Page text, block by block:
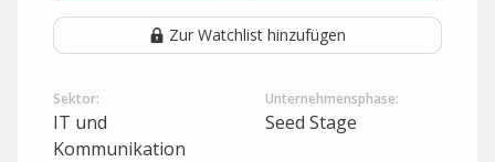
Zur Watchlist hinzufügen
Sektor:
IT und
Kommunikation
Unternehmensphase:
Seed Stage